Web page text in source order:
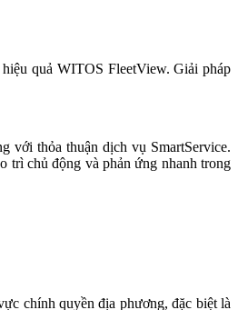
quả WITOS FleetView. Giải pháp
với thỏa thuận dịch vụ SmartService.
trì chủ động và phản ứng nhanh trong
chính quyền địa phương, đặc biệt là